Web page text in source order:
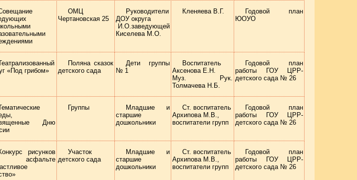
ОМЦ
Чертановская 25
Руководители
ДОУ округа
И.О.заведующей
Киселева М.О.
Кленяева В.Г.
Годовой план
ЮОУО
«Под грибом»
Поляна сказок
детского сада
Дети группы
№ 1
Воспитатель
Аксенова Е.Н.
Муз. Рук.
Толмачева Н.Б.
Годовой план
работы ГОУ ЦРР-
детского сада № 26
Дню
Группы
Младшие и
старшие
дошкольники
Ст. воспитатель
Архипова М.В.,
воспитатели групп
Годовой план
работы ГОУ ЦРР-
детского сада № 26
рисунков
асфальте
Участок
детского сада
Младшие и
старшие
дошкольники
Ст. воспитатель
Архипова М.В.,
воспитатели групп
Годовой план
работы ГОУ ЦРР-
детского сада № 26